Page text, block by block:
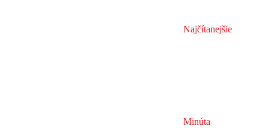
Najčítanejšie
Minúta